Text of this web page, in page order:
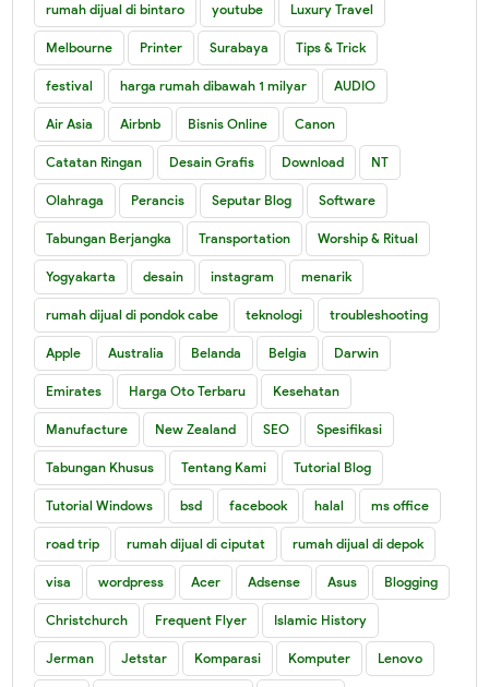
rumah dijual di bintaro youtube Luxury Travel
Melbourne Printer Surabaya Tips & Trick
festival harga rumah dibawah 1 milyar AUDIO
Air Asia Airbnb Bisnis Online Canon
Catatan Ringan Desain Grafis Download NT
Olahraga Perancis Seputar Blog Software
Tabungan Berjangka Transportation Worship & Ritual
Yogyakarta desain instagram menarik
rumah dijual di pondok cabe teknologi troubleshooting
Apple Australia Belanda Belgia Darwin
Emirates Harga Oto Terbaru Kesehatan
Manufacture New Zealand SEO Spesifikasi
Tabungan Khusus Tentang Kami Tutorial Blog
Tutorial Windows bsd facebook halal ms office
road trip rumah dijual di ciputat rumah dijual di depok
visa wordpress Acer Adsense Asus Blogging
Christchurch Frequent Flyer Islamic History
Jerman Jetstar Komparasi Komputer Lenovo